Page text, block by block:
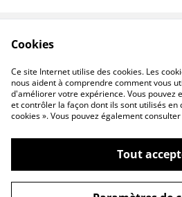
Politique de
confidentialité
©2026ATELIER ITREMA
Cookies
Ce site Internet utilise des cookies. Les
nous aident à comprendre comment vous
d'améliorer votre expérience. Vous pouvez
et contrôler la façon dont ils sont utilisés en
cookies ». Vous pouvez également
Tout